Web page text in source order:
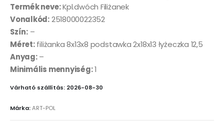
Termék neve:Kpl.dwóch Filiżanek
Vonalkód:2518000022352
Szín:–
Méret:filiżanka 8x13x8 podstawka 2x18x13 łyżeczka 12,5
Anyag:–
Minimális mennyiség:1
Várható szállítás: 2026-08-30
Márka:ART-POL